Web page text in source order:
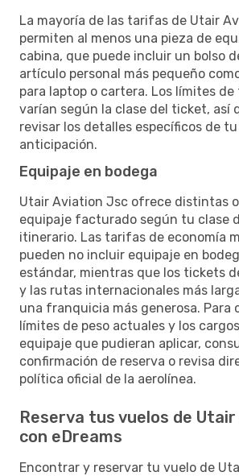
La mayoría de las tarifas de Utair
permiten al menos una pieza de
cabina, que puede incluir un bolso
artículo personal más pequeño
para laptop o cartera. Los límites de
varían según la clase del ticket, así
revisar los detalles específicos de
anticipación.
Equipaje en bodega
Utair Aviation Jsc ofrece distintas
equipaje facturado según tu clase
itinerario. Las tarifas de economía
pueden no incluir equipaje en
estándar, mientras que los tickets
y las rutas internacionales más
una franquicia más generosa. Para
límites de peso actuales y los
equipaje que pudieran aplicar,
confirmación de reserva o revisa
política oficial de la aerolínea.
Reserva tus vuelos de
con eDreams
Encontrar y reservar tu vuelo de